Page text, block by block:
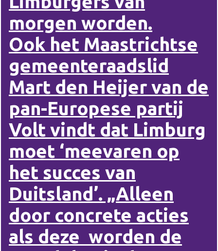
morgen worden.
Ook het Maastrichtse
gemeenteraadslid
Mart den Heijer van de
pan-Europese partij
Volt vindt dat Limburg
moet ‘meevaren op
het succes van
Duitsland’. „Alleen
door concrete acties
als deze worden de